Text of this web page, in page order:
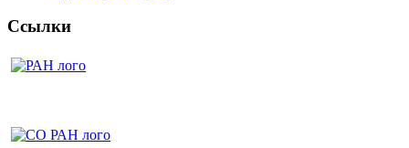
Ссылки